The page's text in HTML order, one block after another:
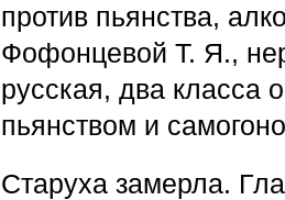
против пьянства,
Фофонцевой Т. Я.,
русская, два класса
пьянством и
Старуха замерла.